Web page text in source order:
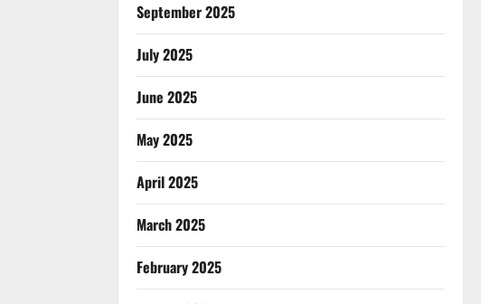
September 2025
July 2025
June 2025
May 2025
April 2025
March 2025
February 2025